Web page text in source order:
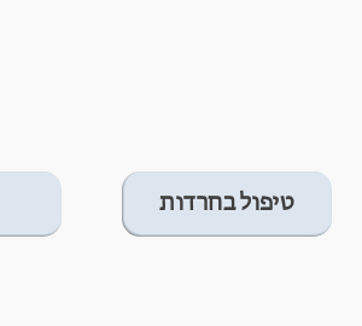
טיפול בחרדות